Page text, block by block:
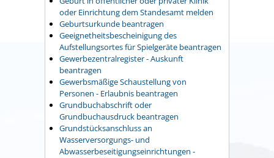
oder Einrichtung dem Standesamt melden
Geburtsurkunde beantragen
Geeignetheitsbescheinigung des
Aufstellungsortes für Spielgeräte beantragen
Gewerbezentralregister - Auskunft
beantragen
Gewerbsmäßige Schaustellung von
Personen - Erlaubnis beantragen
Grundbuchabschrift oder
Grundbuchausdruck beantragen
Grundstücksanschluss an
Wasserversorgungs- und
Abwasserbeseitigungseinrichtungen -